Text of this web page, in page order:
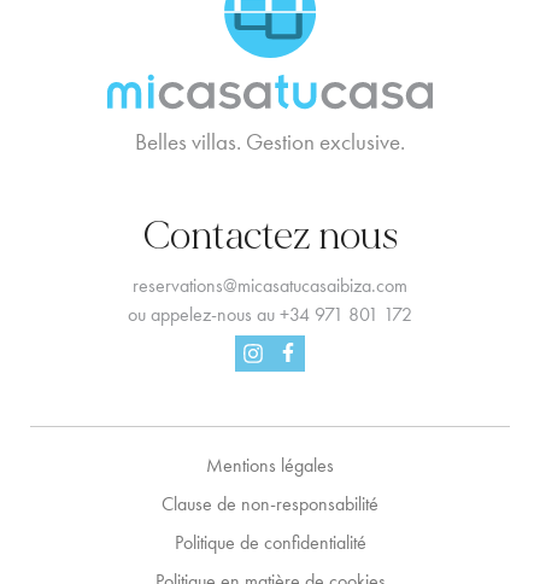
Belles villas. Gestion exclusive.
Contactez nous
reservations@micasatucasaibiza.com
ou appelez-nous au+34 971 801 172
InstagramFacebook
Mentions légales
Clause de non-responsabilité
Politique de confidentialité